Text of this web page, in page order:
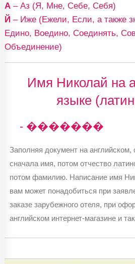
А– Аз (Я, Мне, Себе, Себя)
Й – Иже (Ежели, Если, а также
Едино, Воедино, Соединять,
Объединение)
Имя Николай на
языке
- �������
Заполняя документ на английском,
сначала имя, потом отчество
потом фамилию. Написание имя
вам может понадобиться при
заказе зарубежного отеля, при
английском интернет-магазине и